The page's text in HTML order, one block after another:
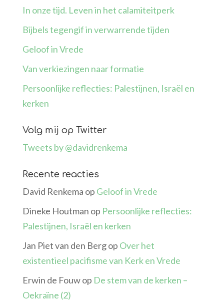
In onze tijd. Leven in het calamiteitperk
Bijbels tegengif in verwarrende tijden
Geloof in Vrede
Van verkiezingen naar formatie
Persoonlijke reflecties: Palestijnen, Israël en
kerken
Volg mij op Twitter
Tweets by @davidrenkema
Recente reacties
David Renkema op Geloof in Vrede
Dineke Houtman op Persoonlijke reflecties:
Palestijnen, Israël en kerken
Jan Piet van den Bergop Over het
existentieel pacifisme van Kerk en Vrede
Erwin de Fouwop De stem van de kerken –
Oekraïne (2)